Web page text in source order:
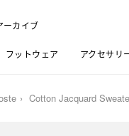
ーカイブ
フットウェア アクセサリ
Cotton Jacquard